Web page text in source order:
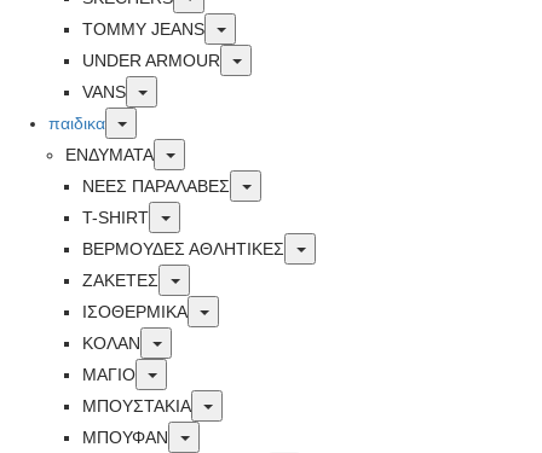
TOMMY JEANS
Toggle
UNDER ARMOUR
Toggle
VANS
Toggle
παιδικα
Toggle
ΕΝΔΥΜΑΤΑ
Toggle
ΝΕΕΣ ΠΑΡΑΛΑΒΕΣ
Toggle
T-SHIRT
Toggle
ΒΕΡΜΟΥΔΕΣ ΑΘΛΗΤΙΚΕΣ
Toggle
ΖΑΚΕΤΕΣ
Toggle
ΙΣΟΘΕΡΜΙΚΑ
Toggle
ΚΟΛΑΝ
Toggle
ΜΑΓΙΟ
Toggle
ΜΠΟΥΣΤΑΚΙΑ
Toggle
ΜΠΟΥΦΑΝ
Toggle